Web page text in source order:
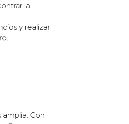
la
y realizar
Con